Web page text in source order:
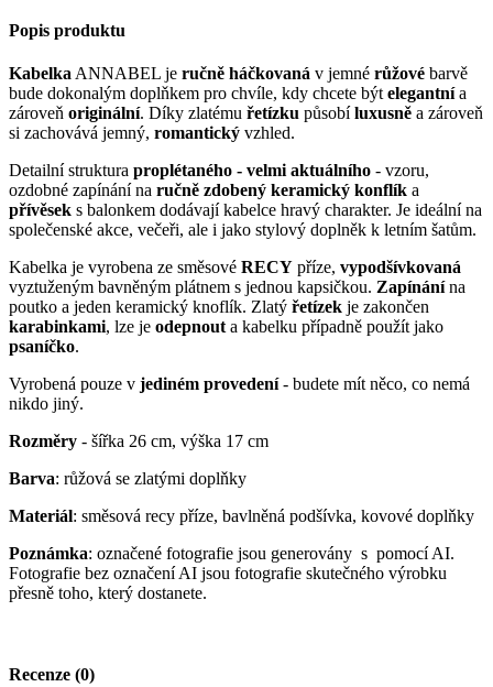
Popis produktu
Kabelka ANNABEL je ručně háčkovaná v jemné růžové barvě
bude dokonalým doplňkem pro chvíle, kdy chcete být elegantnía
zároveň originální. Díky zlatému řetízku působíluxusně a zároveň
si zachovává jemný, romantický vzhled.
Detailní struktura proplétaného - velmi aktuálního - vzoru,
ozdobné zapínání na ručně zdobený keramický konflík a
přívěsek s balonkem dodávají kabelce hravý charakter. Je ideální na
společenské akce, večeři, ale i jako stylový doplněk k letním šatům.
Kabelka je vyrobena ze směsové RECY příze, vypodšívkovaná
vyztuženým bavněným plátnem s jednou kapsičkou. Zapínánína
poutko a jeden keramický knoflík. Zlatý řetízek je zakončen
karabinkami, lze je odepnout a kabelku případně použít jako
psaníčko.
Vyrobená pouze v jediném provedení- budete mít něco, co nemá
nikdo jiný.
Rozměry - šířka 26 cm, výška 17 cm
Barva: růžová se zlatými doplňky
Materiál: směsová recy příze, bavlněná podšívka, kovové doplňky
Poznámka: označené fotografie jsou generovány s pomocí AI.
Fotografie bez označení AI jsou fotografie skutečného výrobku
přesně toho, který dostanete.
Recenze (0)